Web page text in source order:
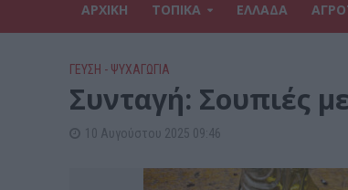
ΑΡΧΙΚΗ ΤΟΠΙΚΑ ΕΛΛΑΔΑ
ΓΕΎΣΗ - ΨΥΧΑΓΩΓΊΑ
Συνταγή: Σουπιές
10 Αυγούστου 2025 09:46